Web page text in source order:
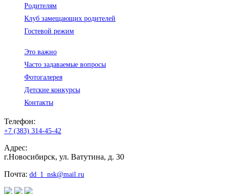
Родителям
Клуб замещающих родителей
Гостевой режим
Это важно
Часто задаваемые вопросы
Фотогалерея
Детские конкурсы
Контакты
Телефон:
+7 (383) 314-45-42
Адрес:
г.Новосибирск, ул. Ватутина, д. 30
Почта: dd_1_nsk@mail.ru